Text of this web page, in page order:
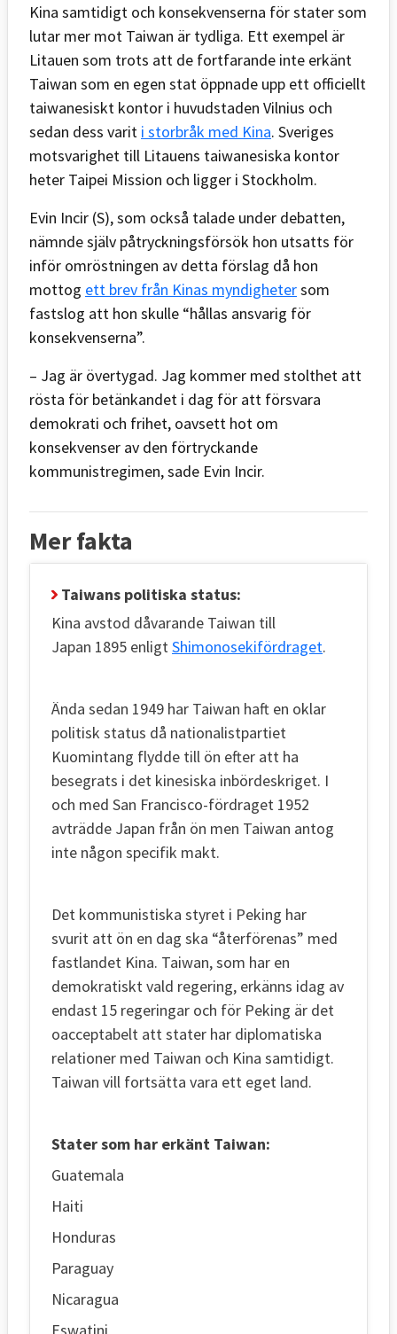
Kina samtidigt och konsekvenserna för stater som
lutar mer mot Taiwan är tydliga. Ett exempel är
Litauen som trots att de fortfarande inte erkänt
Taiwan som en egen stat öppnade upp ett officiellt
taiwanesiskt kontor i huvudstaden Vilnius och
sedan dess varit i storbråk med Kina. Sveriges
motsvarighet till Litauens taiwanesiska kontor
heter Taipei Mission och ligger i Stockholm.
Evin Incir (S), som också talade under debatten,
nämnde själv påtryckningsförsök hon utsatts för
inför omröstningen av detta förslag då hon
mottog ett brev från Kinas myndighetersom
fastslog att hon skulle “hållas ansvarig för
konsekvenserna”.
– Jag är övertygad. Jag kommer med stolthet att
rösta för betänkandet i dag för att försvara
demokrati och frihet, oavsett hot om
konsekvenser av den förtryckande
kommunistregimen, sade Evin Incir.
Mer fakta
Taiwans politiska status:
Kina avstod dåvarande Taiwan till
Japan 1895 enligt Shimonosekifördraget.
Ända sedan 1949 har Taiwan haft en oklar
politisk status då nationalistpartiet
Kuomintang flydde till ön efter att ha
besegrats i det kinesiska inbördeskriget. I
och med San Francisco-fördraget 1952
avträdde Japan från ön men Taiwan antog
inte någon specifik makt.
Det kommunistiska styret i Peking har
svurit att ön en dag ska “återförenas” med
fastlandet Kina. Taiwan, som har en
demokratiskt vald regering, erkänns idag av
endast 15 regeringar och för Peking är det
oacceptabelt att stater har diplomatiska
relationer med Taiwan och Kina samtidigt.
Taiwan vill fortsätta vara ett eget land.
Stater som har erkänt Taiwan:
Guatemala
Haiti
Honduras
Paraguay
Nicaragua
Eswatini